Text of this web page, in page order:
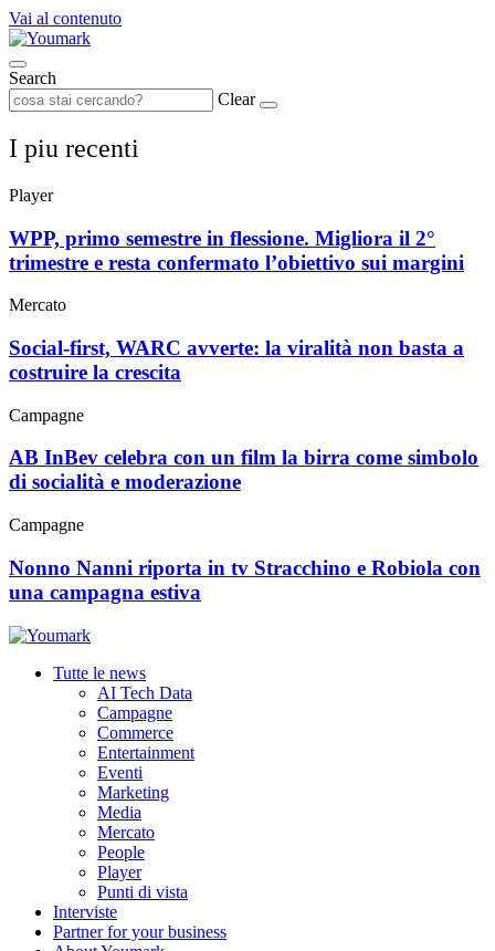
Vai al contenuto
Search
Clear
I piu recenti
Player
WPP, primo semestre in flessione. Migliora il 2°
trimestre e resta confermato l’obiettivo sui margini
Mercato
Social-first, WARC avverte: la viralità non basta a
costruire la crescita
Campagne
AB InBev celebra con un film la birra come simbolo
di socialità e moderazione
Campagne
Nonno Nanni riporta in tv Stracchino e Robiola con
una campagna estiva
Tutte le news
AI Tech Data
Campagne
Commerce
Entertainment
Eventi
Marketing
Media
Mercato
People
Player
Punti di vista
Interviste
Partner for your business